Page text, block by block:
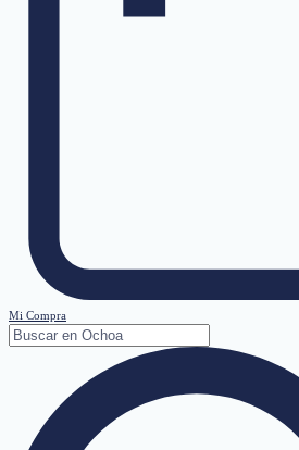
Mi Compra